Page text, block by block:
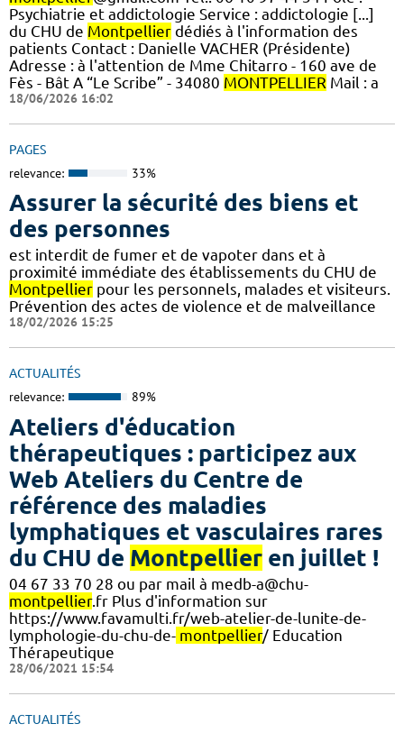
Psychiatrie et addictologie Service : addictologie [...]
du CHU de Montpellier dédiés à l'information des
patients Contact : Danielle VACHER (Présidente)
Adresse : à l'attention de Mme Chitarro - 160 ave de
Fès - Bât A “Le Scribe” - 34080 MONTPELLIER Mail : a
18/06/2026 16:02
PAGES
relevance: 33%
Assurer la sécurité des biens et
des personnes
est interdit de fumer et de vapoter dans et à
proximité immédiate des établissements du CHU de
Montpellier pour les personnels, malades et visiteurs.
Prévention des actes de violence et de malveillance
18/02/2026 15:25
ACTUALITÉS
relevance: 89%
Ateliers d'éducation
thérapeutiques : participez aux
Web Ateliers du Centre de
référence des maladies
lymphatiques et vasculaires rares
du CHU de Montpellier en juillet !
04 67 33 70 28 ou par mail à medb-a@chu-
montpellier.fr Plus d'information sur
https://www.favamulti.fr/web-atelier-de-lunite-de-
lymphologie-du-chu-de- montpellier/ Education
Thérapeutique
28/06/2021 15:54
ACTUALITÉS